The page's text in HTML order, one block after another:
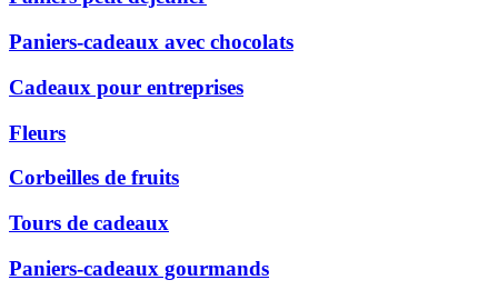
Paniers-cadeaux avec chocolats
Cadeaux pour entreprises
Fleurs
Corbeilles de fruits
Tours de cadeaux
Paniers-cadeaux gourmands